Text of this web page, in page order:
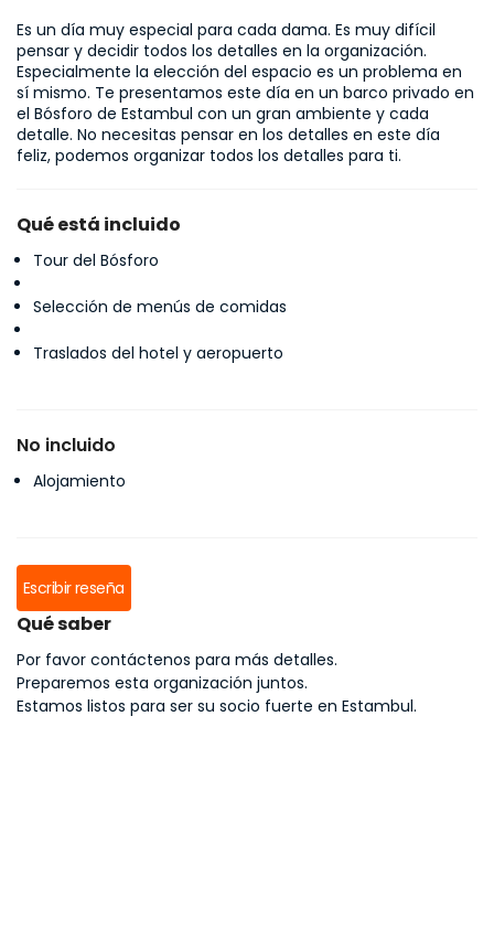
Es un día muy especial para cada dama. Es muy difícil
pensar y decidir todos los detalles en la organización.
Especialmente la elección del espacio es un problema en
sí mismo. Te presentamos este día en un barco privado en
el Bósforo de Estambul con un gran ambiente y cada
detalle. No necesitas pensar en los detalles en este día
feliz, podemos organizar todos los detalles para ti.
Qué está incluido
Tour del Bósforo
Selección de menús de comidas
Traslados del hotel y aeropuerto
No incluido
Alojamiento
Escribir reseña
Qué saber
Por favor contáctenos para más detalles.
Preparemos esta organización juntos.
Estamos listos para ser su socio fuerte en Estambul.